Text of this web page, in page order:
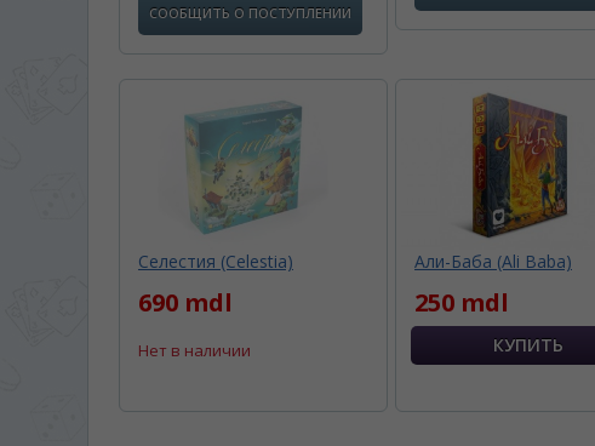
СООБЩИТЬ О ПОСТУПЛЕНИИ
Селестия (Celestia)
690 mdl
Нет в наличии
Али-Баба (Ali Baba)
250 mdl